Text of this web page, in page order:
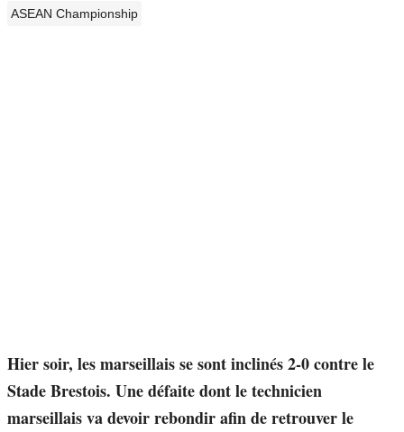
ASEAN Championship
Hier soir, les marseillais se sont inclinés 2-0 contre le
Stade Brestois. Une défaite dont le technicien
marseillais va devoir rebondir afin de retrouver le